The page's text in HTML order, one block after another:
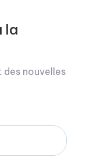
la
des nouvelles